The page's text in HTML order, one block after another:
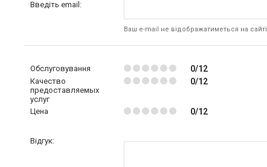
Введіть email:
Ваш e-mail не відображатиметься на сайті
Обслуговування 0/12
Качество
предоставляемых
услуг
0/12
Цена 0/12
Відгук: